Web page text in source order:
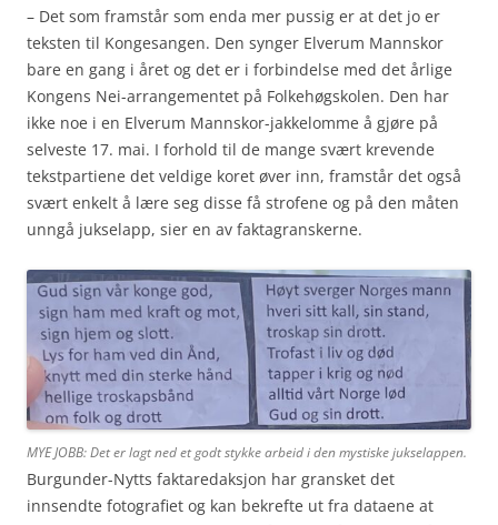
– Det som framstår som enda mer pussig er at det jo er
teksten til Kongesangen. Den synger Elverum Mannskor
bare en gang i året og det er i forbindelse med det årlige
Kongens Nei-arrangementet på Folkehøgskolen. Den har
ikke noe i en Elverum Mannskor-jakkelomme å gjøre på
selveste 17. mai. I forhold til de mange svært krevende
tekstpartiene det veldige koret øver inn, framstår det også
svært enkelt å lære seg disse få strofene og på den måten
unngå jukselapp, sier en av faktagranskerne.
MYE JOBB: Det er lagt ned et godt stykke arbeid i den mystiske jukselappen.
Burgunder-Nytts faktaredaksjon har gransket det
innsendte fotografiet og kan bekrefte ut fra dataene at